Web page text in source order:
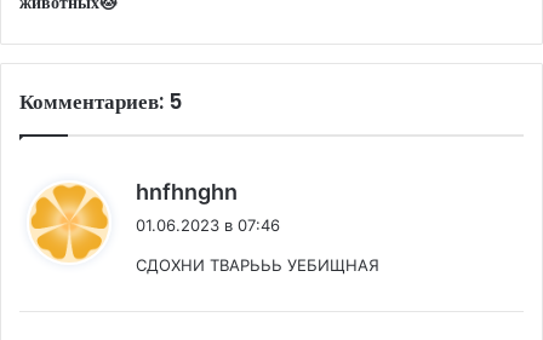
Комментариев: 5
hnfhnghn
01.06.2023 в 07:46
СДОХНИ ТВАРЬЬЬ УЕБИЩНАЯ